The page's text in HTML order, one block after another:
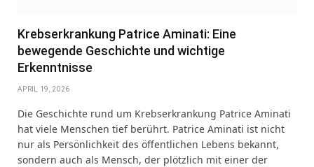
Krebserkrankung Patrice Aminati: Eine
bewegende Geschichte und wichtige
Erkenntnisse
APRIL 19, 2026
Die Geschichte rund um Krebserkrankung Patrice Aminati
hat viele Menschen tief berührt. Patrice Aminati ist nicht
nur als Persönlichkeit des öffentlichen Lebens bekannt,
sondern auch als Mensch, der plötzlich mit einer der